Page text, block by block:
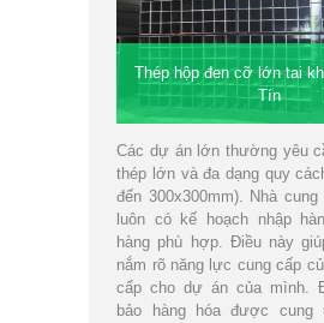
Thép hộp đen cỡ lớn tai
Tín
Các dự án lớn thường yêu
thép lớn và đa dạng quy
đến 300x300mm). Nhà
luôn có kế hoạch nhập
hàng phù hợp. Điều này
nắm rõ năng lực cung cấp
cấp cho dự án của mình.
bảo hàng hóa được cung